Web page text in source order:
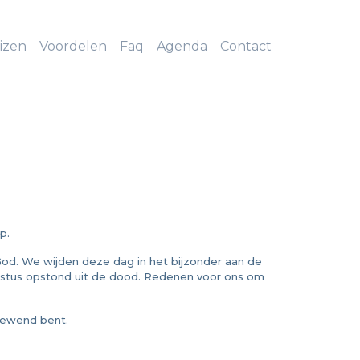
Voordelen Faq Agenda Contact
We wijden deze dag in het bijzonder aan de
opstond uit de dood. Redenen voor ons om
bent.